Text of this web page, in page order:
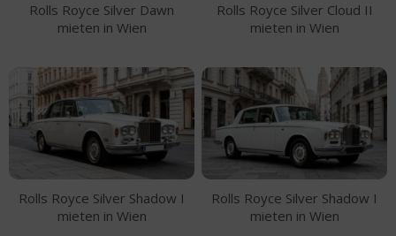
Rolls Royce Silver Dawn
mieten in Wien
Rolls Royce Silver Cloud II
mieten in Wien
Rolls Royce Silver Shadow I
mieten in Wien
Rolls Royce Silver Shadow I
mieten in Wien